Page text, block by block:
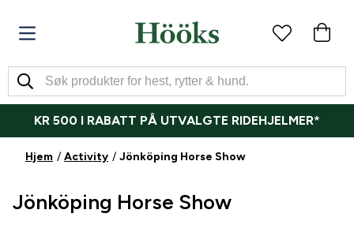
KR 500 I RABATT PÅ UTVALGTE RIDEHJELMER*
Hjem Activity Jönköping Horse Show
Jönköping Horse Show